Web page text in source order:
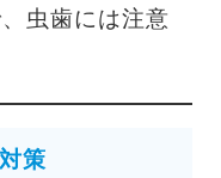
虫歯には注意
策